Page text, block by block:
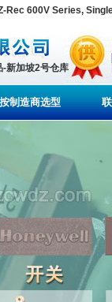
600V Series,
新加坡2号仓库
按制造商选型